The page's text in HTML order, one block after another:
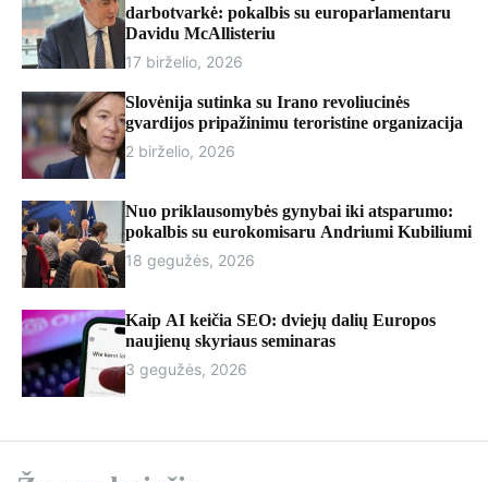
r
darbotvarkė: pokalbis su europarlamentaru
Davidu McAllisteriu
17 birželio, 2026
Slovėnija sutinka su Irano revoliucinės
gvardijos pripažinimu teroristine organizacija
2 birželio, 2026
Nuo priklausomybės gynybai iki atsparumo:
pokalbis su eurokomisaru Andriumi Kubiliumi
18 gegužės, 2026
Kaip AI keičia SEO: dviejų dalių Europos
naujienų skyriaus seminaras
3 gegužės, 2026